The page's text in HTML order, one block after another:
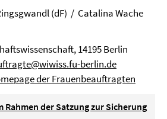
(dF) / Catalina Wache
14195 Berlin
berlin.de
der Frauenbeauftragten
Rahmen der Satzung zur Sicherung